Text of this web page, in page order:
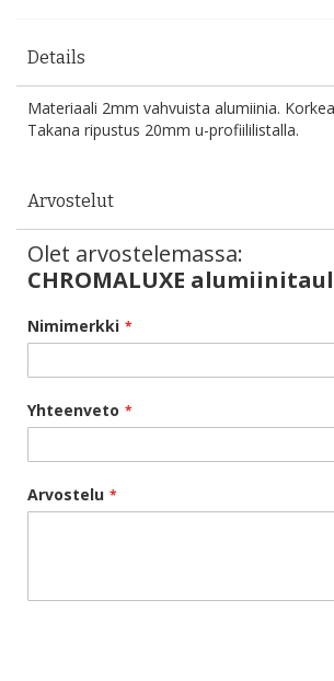
Details
Materiaali 2mm vahvuista alumiinia.
Takana ripustus 20mm u-profiililistalla.
Arvostelut
Olet arvostelemassa:
CHROMALUXE
Nimimerkki
Yhteenveto
Arvostelu